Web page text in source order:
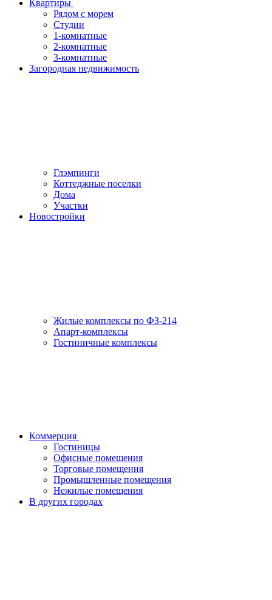
Квартиры
Рядом с морем
Студии
1-комнатные
2-комнатные
3-комнатные
Загородная недвижимость
Глэмпинги
Коттеджные поселки
Дома
Участки
Новостройки
Жилые комплексы по ФЗ-214
Апарт-комплексы
Гостиничные комплексы
Коммерция
Гостиницы
Офисные помещения
Торговые помещения
Промышленные помещения
Нежилые помещения
В других городах